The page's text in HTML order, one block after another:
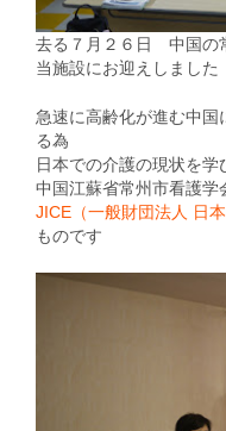
去る７月２６日 中国の
当施設にお迎えしました
急速に高齢化が進む中
る為
日本での介護の現状を学
中国江蘇省常州市看護学
JICE（一般財団法人 日
ものです